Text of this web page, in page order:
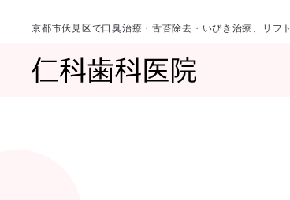
京都市伏見区で口臭治療・舌苔除去・いびき治療、リフ